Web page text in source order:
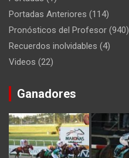
Portadas Anteriores (114)
Pronósticos del Profesor (940)
Recuerdos inolvidables (4)
Videos (22)
Ganadores